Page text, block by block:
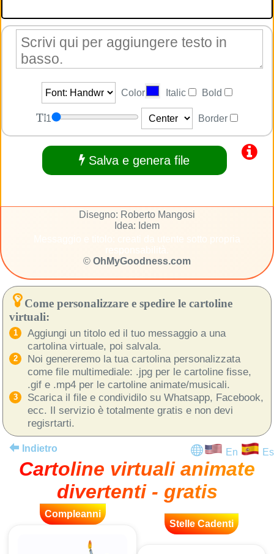
Color Italic Bold
1 Border
Salva e genera file
Disegno: Roberto Mangosi
Idea: Idem
© OhMyGoodness.com
Come personalizzare e spedire le cartoline
virtuali:
Aggiungi un titolo ed il tuo messaggio a una
cartolina virtuale, poi salvala.
Noi genereremo la tua cartolina personalizzata
come file multimediale: .jpg per le cartoline fisse,
.gif e .mp4 per le cartoline animate/musicali.
Scarica il file e condividilo su Whatsapp, Facebook,
ecc. Il servizio è totalmente gratis e non devi
regisrtarti.
Indietro En Es
Cartoline virtuali animate
divertenti - gratis
Compleanni
Stelle Cadenti